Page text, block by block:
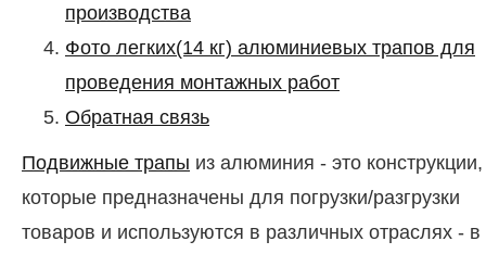
производства
Фото легких(14 кг) алюминиевых трапов для
проведения монтажных работ
Обратная связь
Подвижные трапы из алюминия - это конструкции,
которые предназначены для погрузки/разгрузки
товаров и используются в различных отраслях - в